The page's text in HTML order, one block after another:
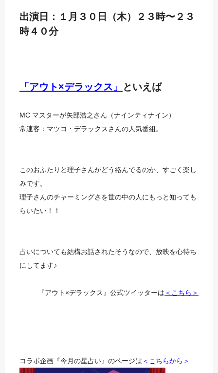
出演日：１月３０日（木）２３時〜２３
時４０分
「アウト×デラックス」 といえば
MC マスターが矢部浩之さん（ナインティナイン）
常連客：マツコ・デラックスさんの人気番組。
このおふたりと理子さんがどう絡んでるのか、すごく楽し
みです。
理子さんのチャーミングさを世の中の人にもっと知っても
らいたい！！
占いについても結構お話されたそうなので、放映を心待ち
にしてます♪
『アウト×デラックス』公式ツイッターは ＜こちら＞
コラボ企画『今月の星占い』のページは ＜こちらから＞